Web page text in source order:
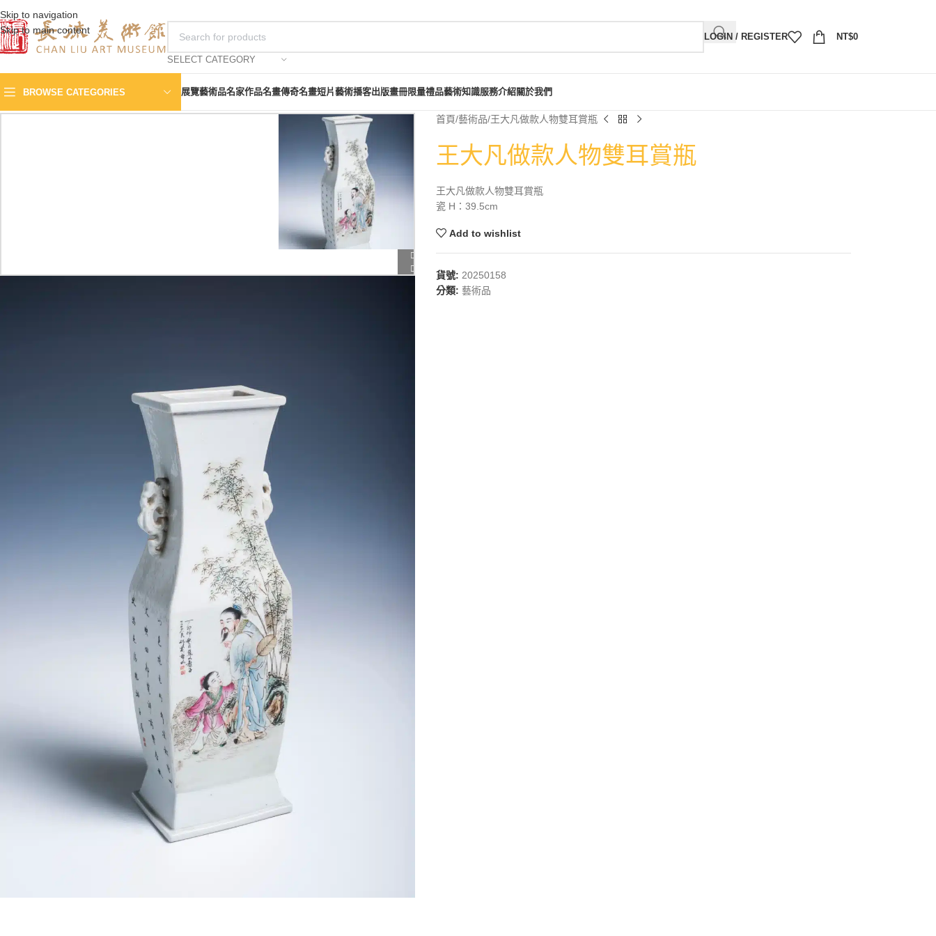
Skip to navigation
Skip to main content
SELECT CATEGORY
LOGIN / REGISTER NT$0
BROWSE CATEGORIES 展覽藝術品名家作品名畫傳奇名畫短片藝術播客出版畫冊限量禮品藝術知識服務介紹關於我們
首頁 藝術品 王大凡做款人物雙耳賞瓶
王大凡做款人物雙耳賞瓶
王大凡做款人物雙耳賞瓶
瓷 H：39.5cm
Add to wishlist
貨號: 20250158
分類: 藝術品